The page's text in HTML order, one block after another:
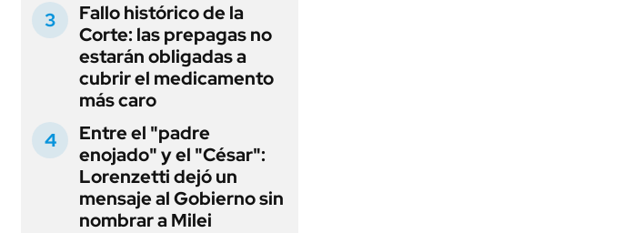
Fallo histórico de la
Corte: las prepagas no
estarán obligadas a
cubrir el medicamento
más caro
Entre el "padre
enojado" y el "César":
Lorenzetti dejó un
mensaje al Gobierno sin
nombrar a Milei